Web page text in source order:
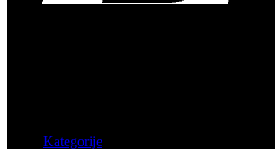
Kategorije